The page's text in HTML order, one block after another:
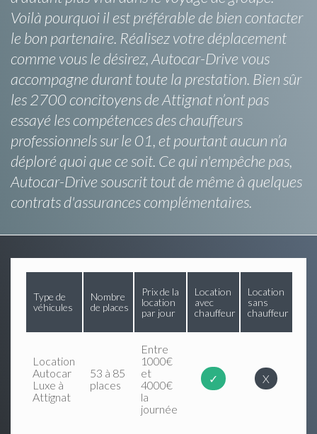
Voilà pourquoi il est préférable de bien contacter
le bon partenaire. Réalisez votre déplacement
comme vous le désirez, Autocar-Drive vous
accompagne durant toute la prestation. Bien sûr
les 2700 concitoyens de Attignat n’ont pas
essayé les compétences des chauffeurs
professionnels sur le 01, et pourtant aucun n’a
déploré quoi que ce soit. Ce qui n'empêche pas,
Autocar-Drive souscrit tout de même à quelques
contrats d'assurances complémentaires.
Type de
véhicules
Nombre
de places
Prix de la
location
par jour
Location
avec
chauffeur
Location
sans
chauffeur
Location
Autocar
Luxe à
Attignat
53 à 85
places
Entre
1000€
et
4000€
la
journée
✓ X